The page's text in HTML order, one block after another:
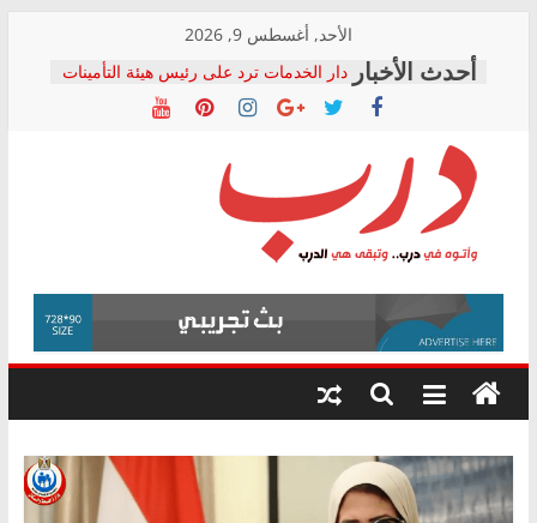
content
الأحد, أغسطس 9, 2026
دار الخدمات ترد على رئيس هيئة التأمينات
بعد مؤتمره الصحفي: إنكار الأزمة لا ينهي
معاناة أصحاب المعاشات.. ونطالب بكشف
فرحات سليمان يكتب: القطاع الصحي إلى
أين؟
حزب التحالف الشعبي يطلق لجنة “الحق
في الصحة” بالإسكندرية لرصد الانتهاكات
ودعم المرضى
الوزاري لمدينة الصحفيين.. وانتهاء أعمال
إنشاء المبنى الإداري
المجلس القومي لحقوق الإنسان يعلن
متابعة قضية الدكتور محمد زهران.. ويؤكد:
قرينة البراءة وضمانات المحاكمة العادلة
درب
وأتوه
درب..
وتبقى
هي